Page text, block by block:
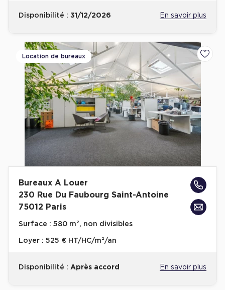
Disponibilité : 31/12/2026 En savoir plus
Location de bureaux
Bureaux A Louer
230 Rue Du Faubourg Saint-Antoine
75012 Paris
Surface : 580 m², non divisibles
Loyer : 525 € HT/HC/m²/an
Disponibilité : Après accord En savoir plus